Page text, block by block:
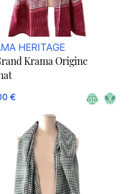
HERITAGE
Krama Origine
€